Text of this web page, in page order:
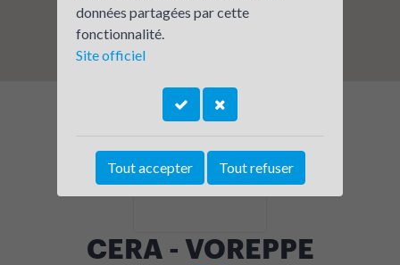
CERA - VOREPPE
données partagées par cette
fonctionnalité.
Site officiel
Tout accepter Tout refuser